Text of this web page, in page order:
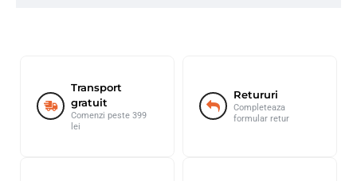
Transport
gratuit
Comenzi peste 399
lei
Retururi
Completeaza
formular retur